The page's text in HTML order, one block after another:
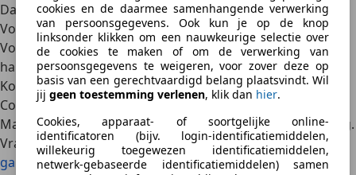
cookies en de daarmee samenhangende verwerking
van persoonsgegevens. Ook kun je op de knop
linksonder klikken om een nauwkeurige selectie over
de cookies te maken of om de verwerking van
persoonsgegevens te weigeren, voor zover deze op
basis van een gerechtvaardigd belang plaatsvindt. Wil
jij geen toestemming verlenen, klik dan hier.
Cookies, apparaat- of soortgelijke online-
identificatoren (bijv. login-identificatiemiddelen,
willekeurig toegewezen identificatiemiddelen,
netwerk-gebaseerde identificatiemiddelen) samen
Dan kun je juridische stappen overwegen.
Voorkomen is beter dan genezen
Voorkomen is altijd beter dan achteraf je gelijk moeten
halen. Let daarom bij aankoop op het volgende:
Koop bij een betrouwbare dealer oferkend autobedrijf
Controleer of de auto onderhoudsdocumentatie heeft.
Maak een proefrit en let op vreemde geluiden of rijgedrag.
Vraag of er garantie wordt aangeboden, zoalsBOVAG-
garantie.